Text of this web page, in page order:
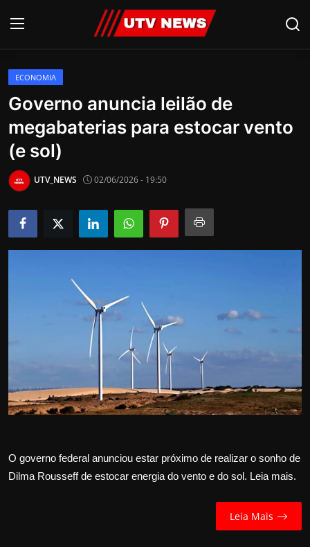
AO VIVO
PIRACICABA
CAMPINAS
LIMEIRA
ESPIRITO SANTO
Educação
Política
ECONOMIA
Governo anuncia leilão de
megabaterias para estocar vento
(e sol)
UTV_NEWS 02/06/2026 - 19:50
O governo federal anunciou estar próximo de realizar o sonho de
Dilma Rousseff de estocar energia do vento e do sol. Leia mais.
Leia Mais